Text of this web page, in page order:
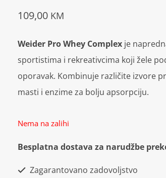
109,00 KM
Weider Pro Whey Complex je
sportistima i rekreativcima koji žele
oporavak. Kombinuje različite izvore
masti i enzime za bolju apsorpciju.
Nema na zalihi
Besplatna dostava za narudžbe
Zagarantovano zadovoljstvo